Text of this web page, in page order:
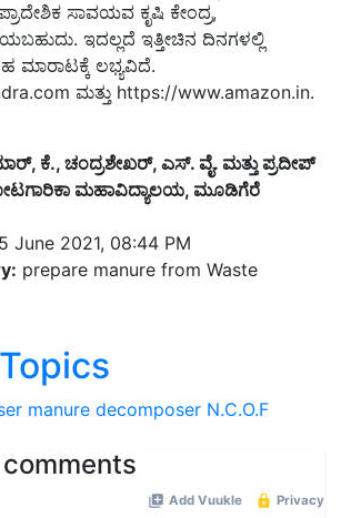
ಸಾವಯವ ಕೃಷಿ ಕೇಂದ್ರ,
ಇದಲ್ಲದೆ ಇತ್ತೀಚಿನ ದಿನಗಳಲ್ಲಿ
ಮಾರಾಟಕ್ಕೆ ಲಭ್ಯವಿದೆ.
ಮತ್ತು https://www.amazon.in.
ಕೆ., ಚಂದ್ರಶೇಖರ್, ಎಸ್. ವೈ. ಮತ್ತು ಪ್ರದೀಪ್
ಮಹಾವಿದ್ಯಾಲಯ, ಮೂಡಿಗೆರೆ
June 2021, 08:44 PM
prepare manure from Waste
manure decomposer N.C.O.F